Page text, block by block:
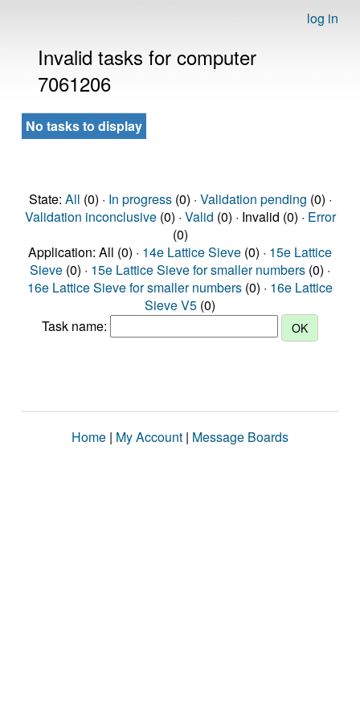
log in
Invalid tasks for computer
7061206
No tasks to display
State: All (0) · In progress(0) · Validation pending (0) ·
Validation inconclusive(0) · Valid (0) · Invalid (0) · Error
(0)
Application: All (0) · 14e Lattice Sieve (0) · 15e Lattice
Sieve (0) · 15e Lattice Sieve for smaller numbers (0) ·
16e Lattice Sieve for smaller numbers (0) · 16e Lattice
Sieve V5 (0)
Task name:
Home | My Account | Message Boards